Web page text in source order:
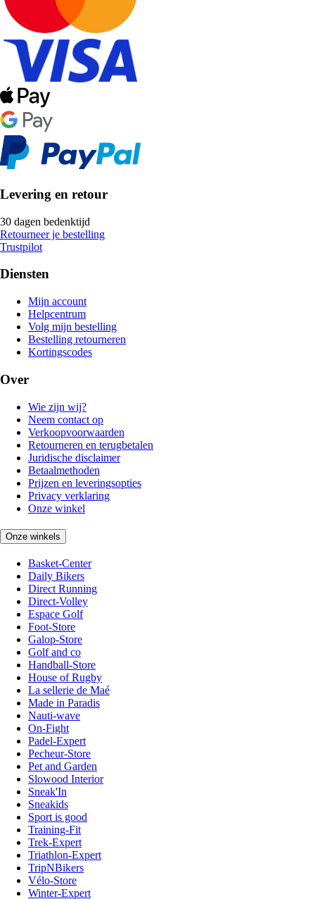
Levering en retour
30 dagen bedenktijd
Retourneer je bestelling
Trustpilot
Diensten
Mijn account
Helpcentrum
Volg mijn bestelling
Bestelling retourneren
Kortingscodes
Over
Wie zijn wij?
Neem contact op
Verkoopvoorwaarden
Retourneren en terugbetalen
Juridische disclaimer
Betaalmethoden
Prijzen en leveringsopties
Privacy verklaring
Onze winkel
Onze winkels
Basket-Center
Daily Bikers
Direct Running
Direct-Volley
Espace Golf
Foot-Store
Galop-Store
Golf and co
Handball-Store
House of Rugby
La sellerie de Maé
Made in Paradis
Nauti-wave
On-Fight
Padel-Expert
Pecheur-Store
Pet and Garden
Slowood Interior
Sneak'In
Sneakids
Sport is good
Training-Fit
Trek-Expert
Triathlon-Expert
TripNBikers
Vélo-Store
Winter-Expert